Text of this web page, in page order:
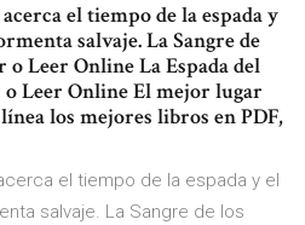
el tiempo de la espada y
salvaje. La Sangre de
o Leer Online La Espada del
o Leer Online El mejor lugar
los mejores libros en PDF,
el tiempo de la espada y el
salvaje. La Sangre de los